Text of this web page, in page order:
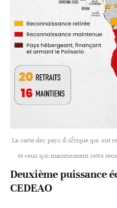
La carte des pays d'Afrique qui ont
et ceux qui maintiennent cette
Deuxième puissance
CEDEAO